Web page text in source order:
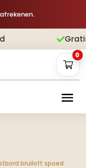
Gratis verzending
0
bruiloft spoed